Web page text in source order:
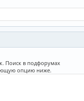
Поиск в подфорумах
опцию ниже.